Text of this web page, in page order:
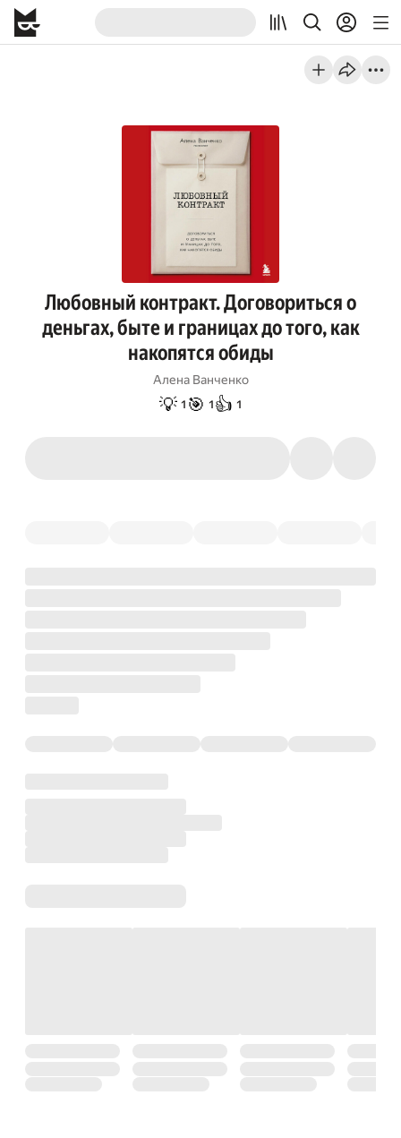
Любовный контракт. Договориться о
деньгах, быте и границах до того, как
накопятся обиды
Алена Ванченко
💡 1 🎯 1 👍 1